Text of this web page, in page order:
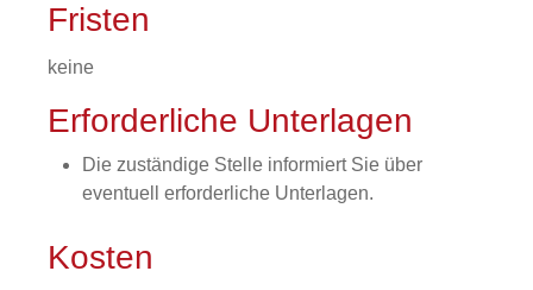
Fristen
keine
Erforderliche Unterlagen
Die zuständige Stelle informiert Sie über
eventuell erforderliche Unterlagen.
Kosten